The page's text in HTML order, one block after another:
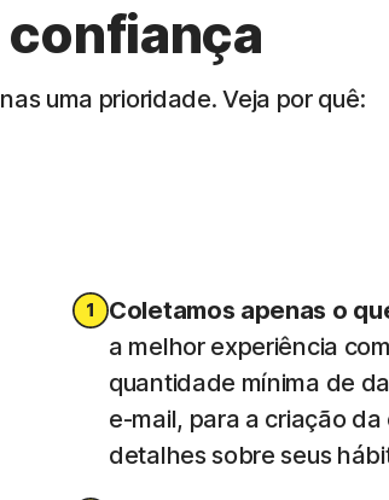
confiança
uma prioridade. Veja por quê:
Coletamos apenas o
a melhor experiência
quantidade mínima de
e-mail, para a criação
detalhes sobre seus